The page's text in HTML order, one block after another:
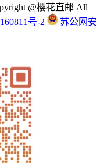
@樱花直邮 All
号-2
苏公网安